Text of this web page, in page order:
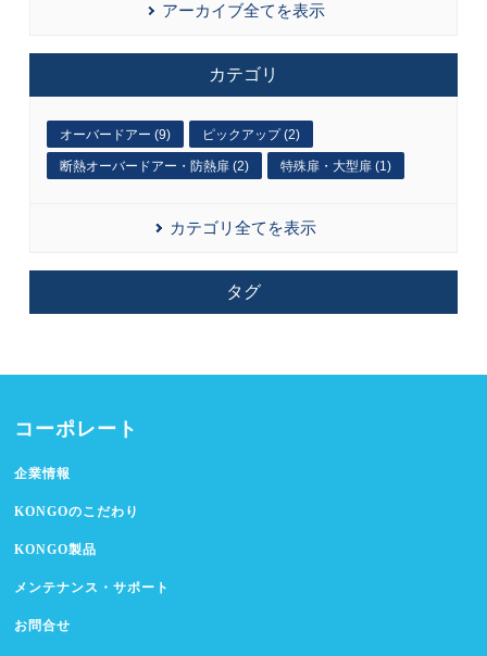
アーカイブ全てを表示
カテゴリ
オーバードアー (9) ピックアップ (2)
断熱オーバードアー・防熱扉 (2) 特殊扉・大型扉 (1)
カテゴリ全てを表示
タグ
コーポレート
企業情報
KONGOのこだわり
KONGO製品
メンテナンス・サポート
お問合せ